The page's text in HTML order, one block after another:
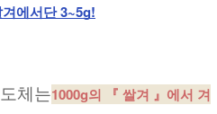
에서단 3~5g!
체는1000g의 『 쌀겨 』에서 겨